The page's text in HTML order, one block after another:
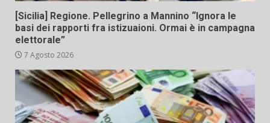
[Sicilia] Regione. Pellegrino a Mannino “Ignora le
basi dei rapporti fra istizuaioni. Ormai è in campagna
elettorale”
7 Agosto 2026